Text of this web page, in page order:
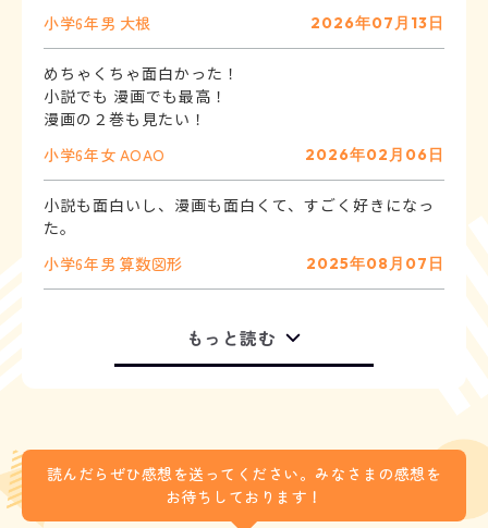
小学6年男 大根 2026年07月13日
めちゃくちゃ面白かった！
小説でも 漫画でも最高！
漫画の２巻も見たい！
小学6年女 AOAO 2026年02月06日
小説も面白いし、漫画も面白くて、すごく好きになっ
た。
小学6年男 算数図形 2025年08月07日
もっと読む
読んだらぜひ感想を送ってください。みなさまの感想を
お待ちしております！